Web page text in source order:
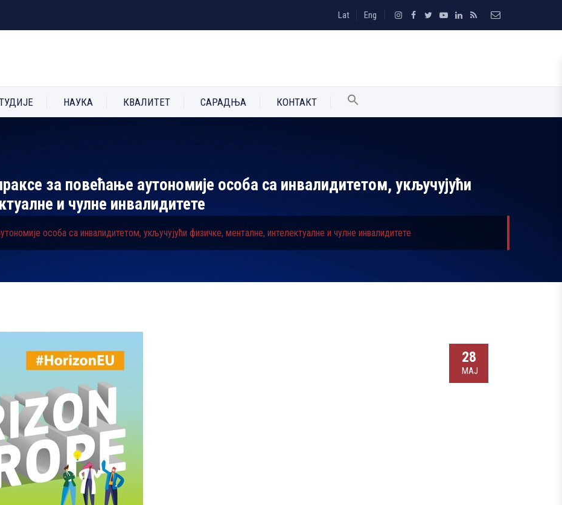
Lat Eng
НАУКА КВАЛИТЕТ САРАДЊА КОНТАКТ
за повећање аутономије особа са инвалидитетом, укључујући
и чулне инвалидитете
особа са инвалидитетом, укључујући физичке, менталне, интелектуалне и чулне инвалидитете
28
МАЈ